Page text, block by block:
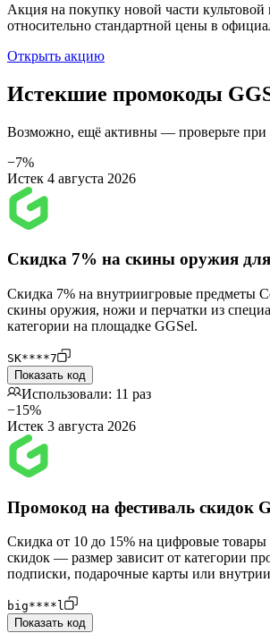
Акция на покупку новой части культовой
относительно стандартной цены в
Открыть акцию
Истекшие промокоды
Возможно, ещё активны — проверьте
−7%
Истек 4 августа 2026
Скидка 7% на скины оружия
Скидка 7% на внутриигровые предметы
скины оружия, ножи и перчатки из
категории на площадке GGSel.
SK****7
Показать код
Использовали: 11 раз
−15%
Истек 3 августа 2026
Промокод на фестиваль скидок
Скидка от 10 до 15% на цифровые товары
скидок — размер зависит от категории
подписки, подарочные карты или
big****l
Показать код